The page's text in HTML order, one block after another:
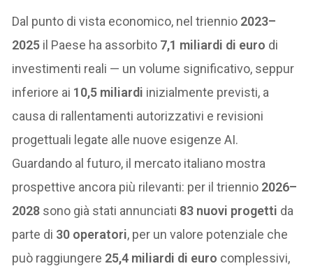
Dal punto di vista economico, nel triennio 2023–
2025 il Paese ha assorbito 7,1 miliardi di euro di
investimenti reali — un volume significativo, seppur
inferiore ai 10,5 miliardi inizialmente previsti, a
causa di rallentamenti autorizzativi e revisioni
progettuali legate alle nuove esigenze AI.
Guardando al futuro, il mercato italiano mostra
prospettive ancora più rilevanti: per il triennio 2026–
2028 sono già stati annunciati 83 nuovi progetti da
parte di 30 operatori, per un valore potenziale che
può raggiungere 25,4 miliardi di euro complessivi,